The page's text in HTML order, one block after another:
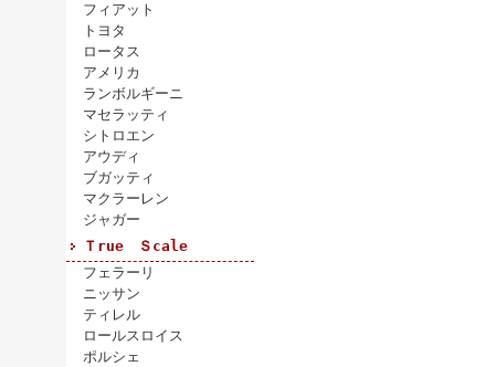
フィアット
トヨタ
ロータス
アメリカ
ランボルギーニ
マセラッティ
シトロエン
アウディ
ブガッティ
マクラーレン
ジャガー
Ｔrue Ｓcale
フェラーリ
ニッサン
ティレル
ロールスロイス
ポルシェ